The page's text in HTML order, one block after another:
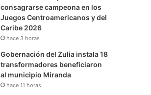
consagrarse campeona en los
Juegos Centroamericanos y del
Caribe 2026
hace 3 horas
Gobernación del Zulia instala 18
transformadores beneficiaron
al municipio Miranda
hace 11 horas